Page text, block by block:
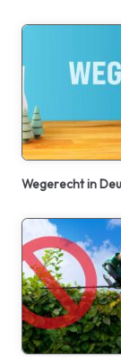
Wegerecht in